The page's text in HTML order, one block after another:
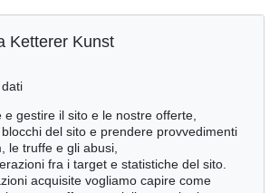
scienze naturali
Ketterer Kunst
e gestire il sito e le nostre offerte,
del sito e prendere provvedimenti
le truffe e gli abusi,
fra i target e statistiche del sito.
acquisite vogliamo capire come